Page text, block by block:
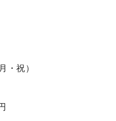
・祝）